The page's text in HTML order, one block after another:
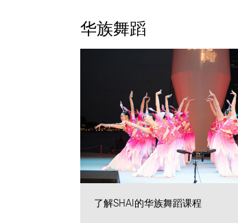
华族舞蹈
了解SHAI的华族舞蹈课程